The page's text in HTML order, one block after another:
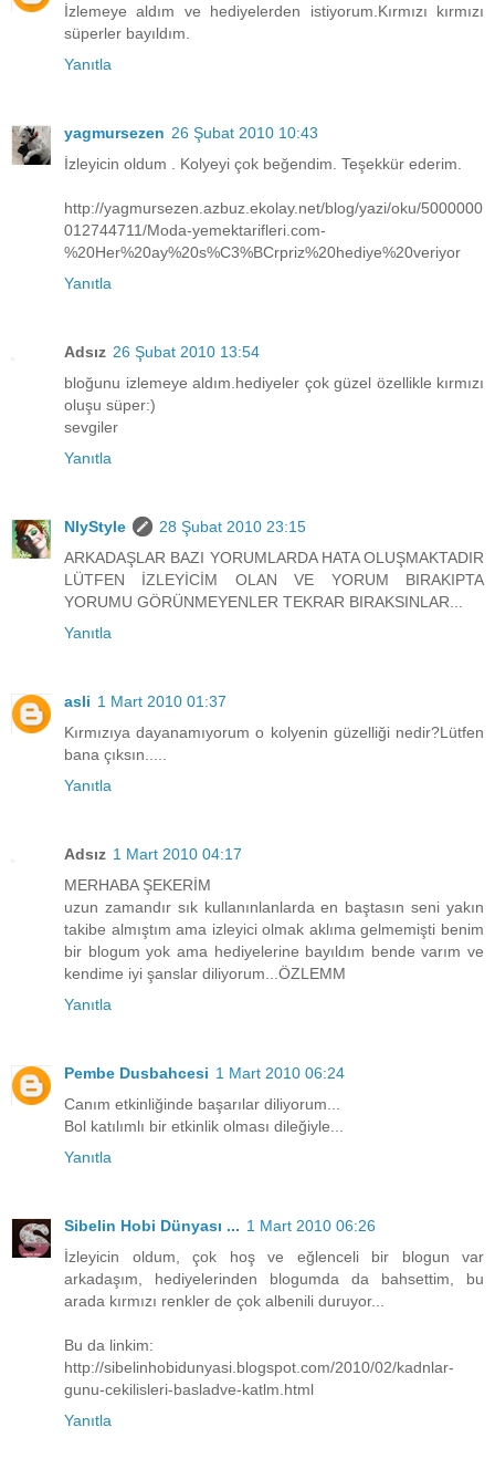
İzlemeye aldım ve hediyelerden istiyorum.Kırmızı kırmızı
süperler bayıldım.
Yanıtla
yagmursezen 26 Şubat 2010 10:43
İzleyicin oldum . Kolyeyi çok beğendim. Teşekkür ederim.
http://yagmursezen.azbuz.ekolay.net/blog/yazi/oku/5000000
012744711/Moda-yemektarifleri.com-
%20Her%20ay%20s%C3%BCrpriz%20hediye%20veriyor
Yanıtla
Adsız 26 Şubat 2010 13:54
bloğunu izlemeye aldım.hediyeler çok güzel özellikle kırmızı
oluşu süper:)
sevgiler
Yanıtla
NlyStyle
28 Şubat 2010 23:15
ARKADAŞLAR BAZI YORUMLARDA HATA OLUŞMAKTADIR
LÜTFEN İZLEYİCİM OLAN VE YORUM BIRAKIPTA
YORUMU GÖRÜNMEYENLER TEKRAR BIRAKSINLAR...
Yanıtla
asli 1 Mart 2010 01:37
Kırmızıya dayanamıyorum o kolyenin güzelliği nedir?Lütfen
bana çıksın.....
Yanıtla
Adsız 1 Mart 2010 04:17
MERHABA ŞEKERİM
uzun zamandır sık kullanınlanlarda en baştasın seni yakın
takibe almıştım ama izleyici olmak aklıma gelmemişti benim
bir blogum yok ama hediyelerine bayıldım bende varım ve
kendime iyi şanslar diliyorum...ÖZLEMM
Yanıtla
Pembe Dusbahcesi 1 Mart 2010 06:24
Canım etkinliğinde başarılar diliyorum...
Bol katılımlı bir etkinlik olması dileğiyle...
Yanıtla
Sibelin Hobi Dünyası ... 1 Mart 2010 06:26
İzleyicin oldum, çok hoş ve eğlenceli bir blogun var
arkadaşım, hediyelerinden blogumda da bahsettim, bu
arada kırmızı renkler de çok albenili duruyor...
Bu da linkim:
http://sibelinhobidunyasi.blogspot.com/2010/02/kadnlar-
gunu-cekilisleri-basladve-katlm.html
Yanıtla